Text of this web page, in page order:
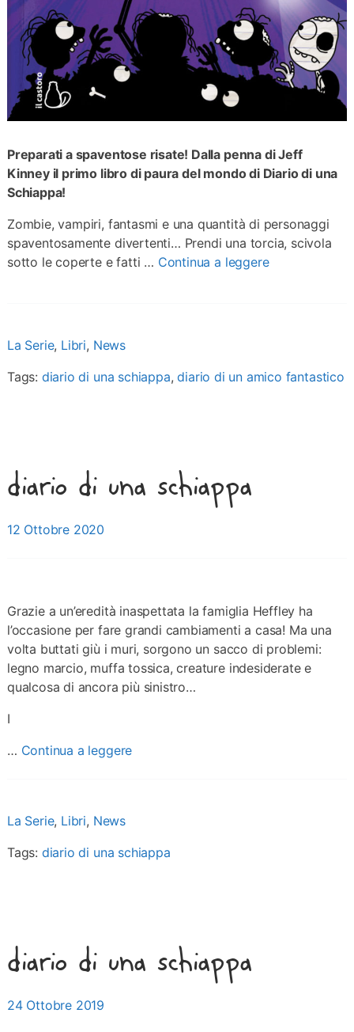
Preparati a spaventose risate! Dalla penna di Jeff
Kinney il primo libro di paura del mondo di Diario di una
Schiappa!
Zombie, vampiri, fantasmi e una quantità di personaggi
spaventosamente divertenti… Prendi una torcia, scivola
sotto le coperte e fatti … Continua a leggere
La Serie, Libri, News
Tags: diario di una schiappa,diario di un amico fantastico
diario di una schiappa
Posted on
12 Ottobre 2020
Grazie a un’eredità inaspettata la famiglia Heffley ha
l’occasione per fare grandi cambiamenti a casa! Ma una
volta buttati giù i muri, sorgono un sacco di problemi:
legno marcio, muffa tossica, creature indesiderate e
qualcosa di ancora più sinistro…
I
… Continua a leggere
La Serie, Libri, News
Tags: diario di una schiappa
diario di una schiappa
Posted on
24 Ottobre 2019